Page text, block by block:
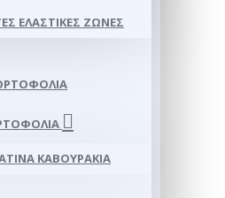
ΕΛΑΣΤΙΚΈΣ ΖΏΝΕΣ
ΚΑΒΟΥΡΆΚΙΑ